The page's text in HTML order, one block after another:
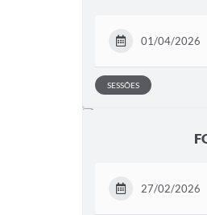
01/04/2026
SESSÕES
27/02/2026